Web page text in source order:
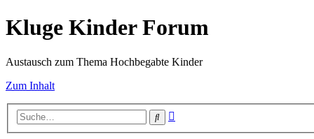
Kluge Kinder Forum
Austausch zum Thema Hochbegabte Kinder
Zum Inhalt
Suche